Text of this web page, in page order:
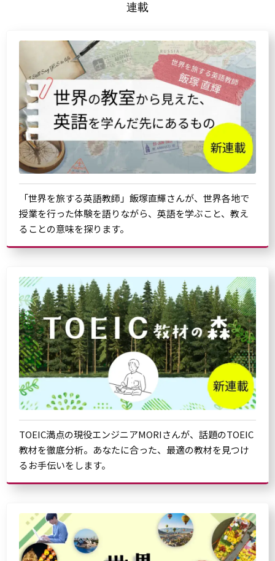
連載
「世界を旅する英語教師」飯塚直輝さんが、世界各地で
授業を行った体験を語りながら、英語を学ぶこと、教え
ることの意味を探ります。
TOEIC満点の現役エンジニアMORIさんが、話題のTOEIC
教材を徹底分析。あなたに合った、最適の教材を見つけ
るお手伝いをします。